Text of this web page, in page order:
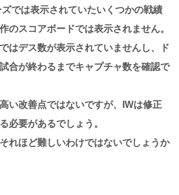
では表示されていたいくつかの戦績
のスコアボードでは表示されません。
はデス数が表示されていませんし、ド
合が終わるまでキャプチャ数を確認で
い改善点ではないですが、IWは修正
必要があるでしょう。
れほど難しいわけではないでしょうか